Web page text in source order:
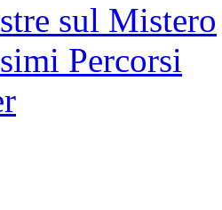
sul Mistero
Percorsi